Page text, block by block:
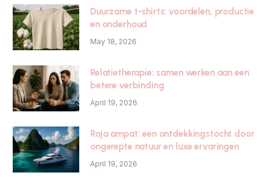
Duurzame t-shirts: voordelen, productie
en onderhoud
May 18, 2026
Relatietherapie: samen werken aan een
betere verbinding
April 19, 2026
Raja ampat: een ontdekkingstocht door
ongerepte natuur en luxe ervaringen
April 19, 2026